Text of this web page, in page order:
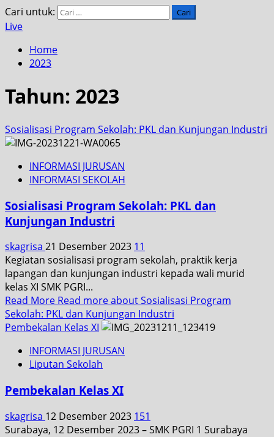
Cari untuk:
Live
Home
2023
Tahun: 2023
Sosialisasi Program Sekolah: PKL dan Kunjungan Industri
INFORMASI JURUSAN
INFORMASI SEKOLAH
Sosialisasi Program Sekolah: PKL dan
Kunjungan Industri
skagrisa 21 Desember 2023 11
Kegiatan sosialisasi program sekolah, praktik kerja
lapangan dan kunjungan industri kepada wali murid
kelas XI SMK PGRI...
Read More Read more about Sosialisasi Program
Sekolah: PKL dan Kunjungan Industri
Pembekalan Kelas XI
INFORMASI JURUSAN
Liputan Sekolah
Pembekalan Kelas XI
skagrisa 12 Desember 2023 151
Surabaya, 12 Desember 2023 – SMK PGRI 1 Surabaya